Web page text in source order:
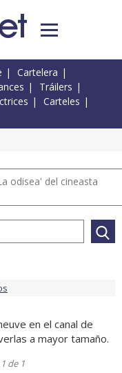
Cartelera
Tráilers
Carteles
odisea' del cineasta
en el canal de
a mayor tamaño.
de 1